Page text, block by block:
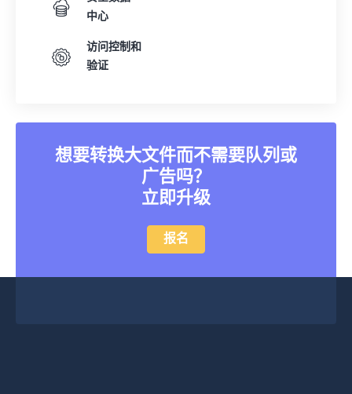
中心
访问控制和
验证
想要转换大文件而不需要队列或
广告吗？
立即升级
报名